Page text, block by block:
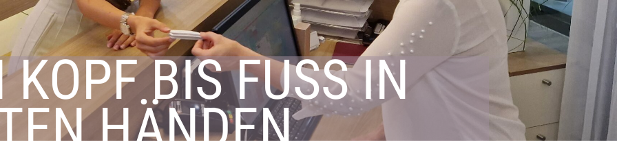
BIS FUSS IN B
HÄNDEN